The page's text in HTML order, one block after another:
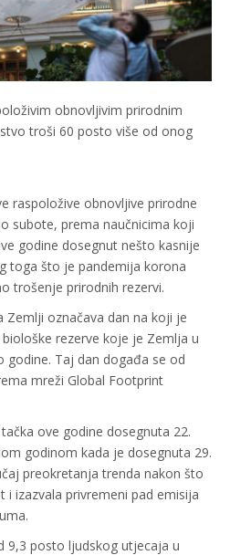
obnovljivim prirodnim
troši 60 posto više od onog
raspoložive obnovljive prirodne
subote, prema naučnicima koji
godine dosegnut nešto kasnije
toga što je pandemija korona
trošenje prirodnih rezervi.
Zemlji označava dan na koji je
rezerve koje je Zemlja u
Taj dan događa se od
mreži Global Footprint
ove godine dosegnuta 22.
godinom kada je dosegnuta 29.
preokretanja trenda nakon što
i izazvala privremeni pad emisija
9,3 posto ljudskog utjecaja u